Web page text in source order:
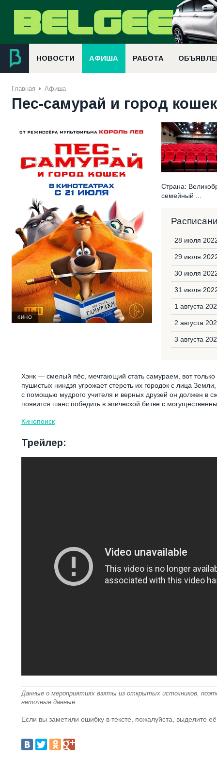
НОВОСТИ АФИША РАБОТА
Главная Афиша
Пес-самурай и город
КИНО
Страна:
семейный ...
28 июля
29 июля
30 июля
31 июля
1 августа
2 августа
3 августа
Хэнк — смелый пёс, мечтающий стать самураем, вот только
пушистых ниндзя угрожает стереть их городок с лица
с помощью мудрого учителя и верных друзей он должен в
появится шанс победить в эпической битве с
Кинопоиск
Трейлер:
Данные о мероприятиях взяты из открытых источников,
неточные данные.
Если вы заметили ошибку в тексте, пожалуйста, выделите